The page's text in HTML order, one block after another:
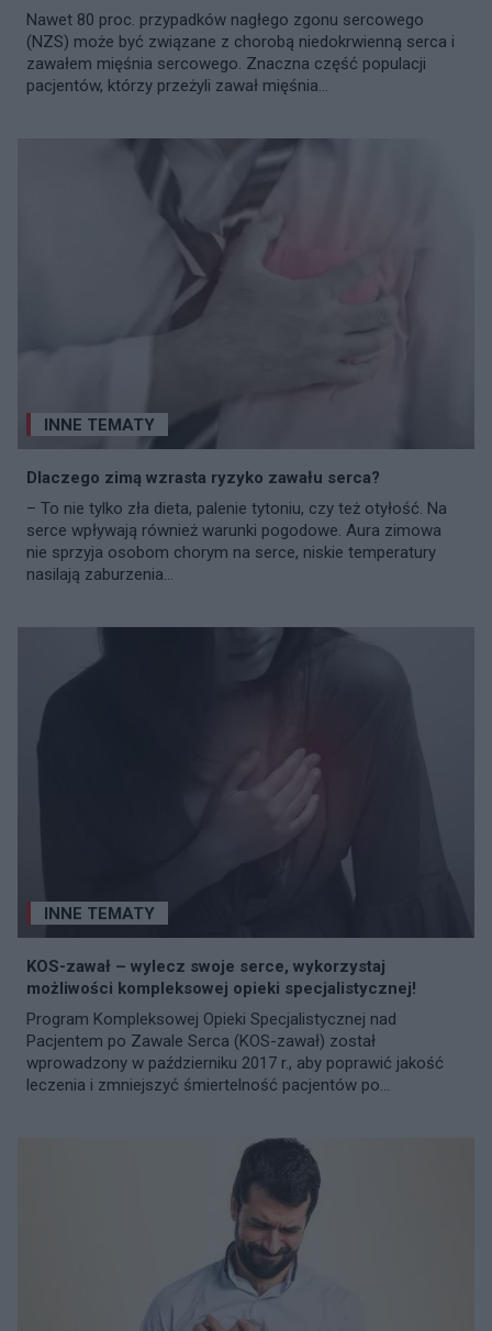
Nawet 80 proc. przypadków nagłego zgonu sercowego
(NZS) może być związane z chorobą niedokrwienną serca i
zawałem mięśnia sercowego. Znaczna część populacji
pacjentów, którzy przeżyli zawał mięśnia...
INNE TEMATY
Dlaczego zimą wzrasta ryzyko zawału serca?
– To nie tylko zła dieta, palenie tytoniu, czy też otyłość. Na
serce wpływają również warunki pogodowe. Aura zimowa
nie sprzyja osobom chorym na serce, niskie temperatury
nasilają zaburzenia...
INNE TEMATY
KOS-zawał – wylecz swoje serce, wykorzystaj
możliwości kompleksowej opieki specjalistycznej!
Program Kompleksowej Opieki Specjalistycznej nad
Pacjentem po Zawale Serca (KOS-zawał) został
wprowadzony w październiku 2017 r., aby poprawić jakość
leczenia i zmniejszyć śmiertelność pacjentów po...